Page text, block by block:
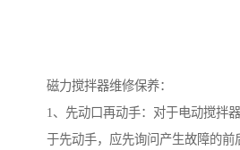
磁力搅拌器维修保养：
1、先动口再动手：对于电动搅拌
于先动手，应先询问产生故障的前